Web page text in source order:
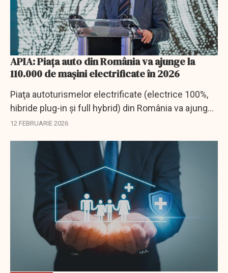
APIA: Piața auto din România va ajunge la
110.000 de mașini electrificate în 2026
Piaţa autoturismelor electrificate (electrice 100%,
hibride plug-in şi full hybrid) din România va ajunge,
în 2026, la 110.000 de unităţi înmatriculate, în
12 FEBRUARIE 2026
EXCLUSIV